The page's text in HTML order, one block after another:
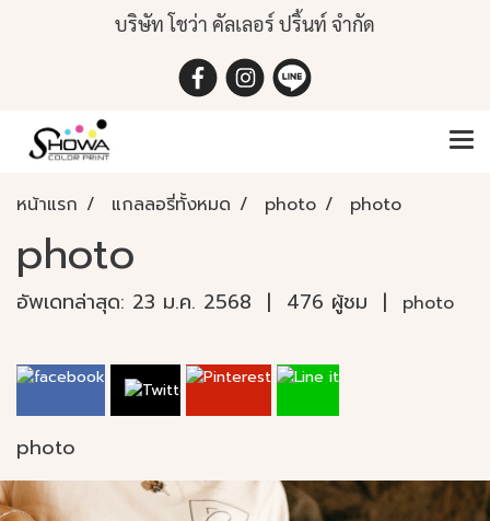
บริษัท โชว่า คัลเลอร์ ปริ้นท์ จำกัด
หน้าแรก แกลลอรี่ทั้งหมด photo photo
photo
อัพเดทล่าสุด: 23 ม.ค. 2568 | 476 ผู้ชม | photo
photo